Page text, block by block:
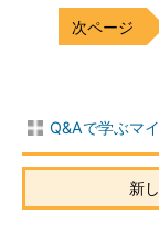
Q&Aで学ぶマ
新